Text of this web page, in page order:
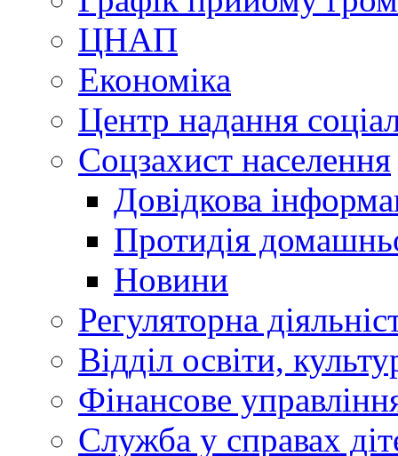
ЦНАП
Економіка
Центр надання
Соцзахист населення
Довідкова
Протидія
Новини
Регуляторна
Відділ освіти,
Фінансове
Служба у справах